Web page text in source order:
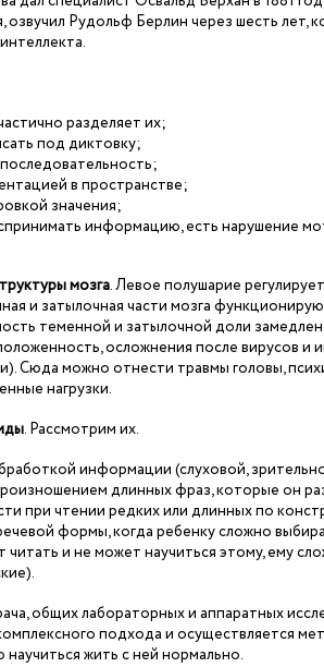
Рудольф Берлин через шесть лет,
разделяет их;
под диктовку;
в пространстве;
значения;
информацию, есть нарушение
мозга. Левое полушарие
и затылочная части мозга
теменной и затылочной доли
осложнения после вирусов и
Сюда можно отнести травмы головы,
нагрузки.
. Рассмотрим их.
информации (слуховой,
длинных фраз, которые он
при чтении редких или длинных по
формы, когда ребенку сложно
и не может научиться этому, ему
общих лабораторных и аппаратных
подхода и осуществляется
жить с ней нормально.